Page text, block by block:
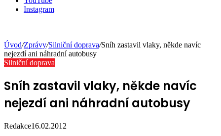
Instagram
Úvod/Zprávy/Silniční doprava/Sníh zastavil vlaky, někde navíc
nejezdí ani náhradní autobusy
Silniční doprava
Sníh zastavil vlaky, někde navíc
nejezdí ani náhradní autobusy
Redakce16.02.2012